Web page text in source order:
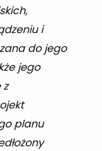
i
do jego
jego
z
planu